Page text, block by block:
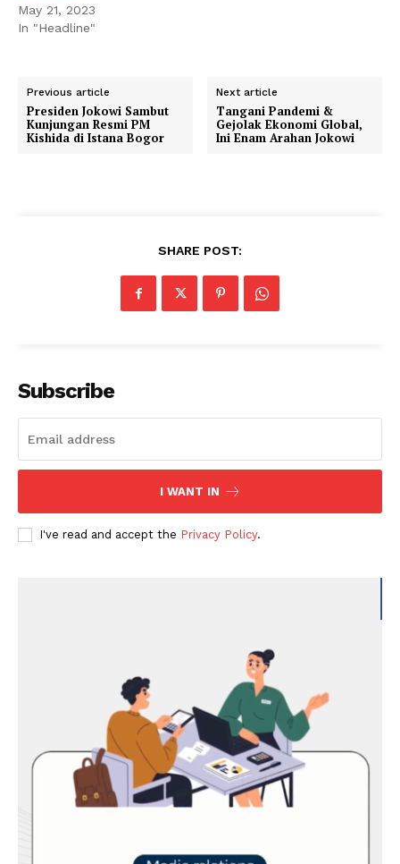
May 21, 2023
In "Headline"
Previous article
Presiden Jokowi Sambut
Kunjungan Resmi PM
Kishida di Istana Bogor
Next article
Tangani Pandemi &
Gejolak Ekonomi Global,
Ini Enam Arahan Jokowi
SHARE POST:
Subscribe
I WANT IN
I've read and accept the Privacy Policy.